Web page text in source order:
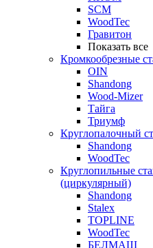
SCM
WoodTec
Гравитон
Показать все
Кромкообрезные
OIN
Shandong
Wood-Mizer
Тайга
Триумф
Круглопалочный
Shandong
WoodTec
Круглопильные
(циркулярный)
Shandong
Stalex
TOPLINE
WoodTec
БЕЛМАШ